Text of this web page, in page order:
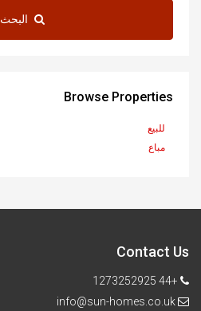
البحث
Browse Properties
للبيع
مباع
Contact Us
+44 1273252925
info@sun-homes.co.uk